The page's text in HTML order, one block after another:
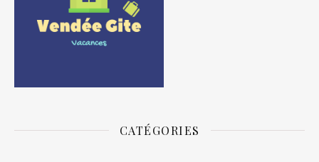
CATÉGORIES